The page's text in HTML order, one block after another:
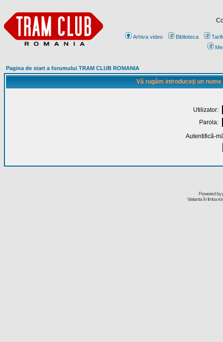
Arhiva video Biblioteca
Pagina de start a forumului TRAM CLUB ROMANIA
Vă rugăm introduceţi un
Utilizator:
Parola:
Autentifică-
Powered by
Varianta în limba